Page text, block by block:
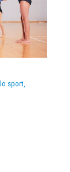
sport,